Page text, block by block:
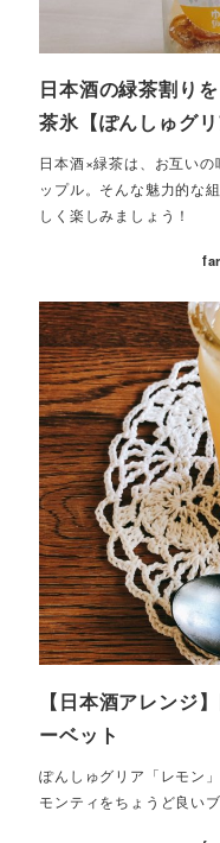
日本酒の緑茶割り
茶氷【ぽんしゅグリ
日本酒×緑茶は、お互い
ップル。そんな魅力的な
しく楽しみましょう！
【日本酒アレンジ
ーベット
ぽんしゅグリア「レモン
モンティをちょうど良い